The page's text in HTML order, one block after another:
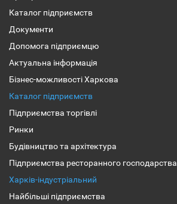
Каталог підприємств
Документи
Допомога підприємцю
Актуальна інформація
Бізнес-можливості Харкова
Каталог підприємств
Підприємства торгівлі
Ринки
Будівництво та архітектура
Підприємства ресторанного господарства
Харків-індустріальний
Найбільші підприємства